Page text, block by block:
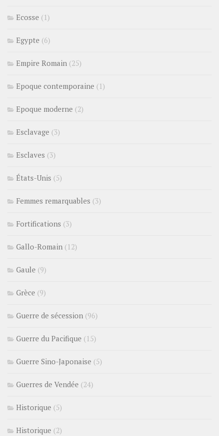
Ecosse (1)
Egypte (6)
Empire Romain (25)
Epoque contemporaine (1)
Epoque moderne (2)
Esclavage (3)
Esclaves (3)
États-Unis (5)
Femmes remarquables (3)
Fortifications (3)
Gallo-Romain (12)
Gaule (9)
Grèce (9)
Guerre de sécession (96)
Guerre du Pacifique (15)
Guerre Sino-Japonaise (5)
Guerres de Vendée (24)
Historique (5)
Historique (2)